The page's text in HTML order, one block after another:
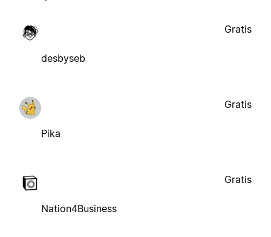
desbyseb
Gratis
Pika
Gratis
Nation4Business
Gratis